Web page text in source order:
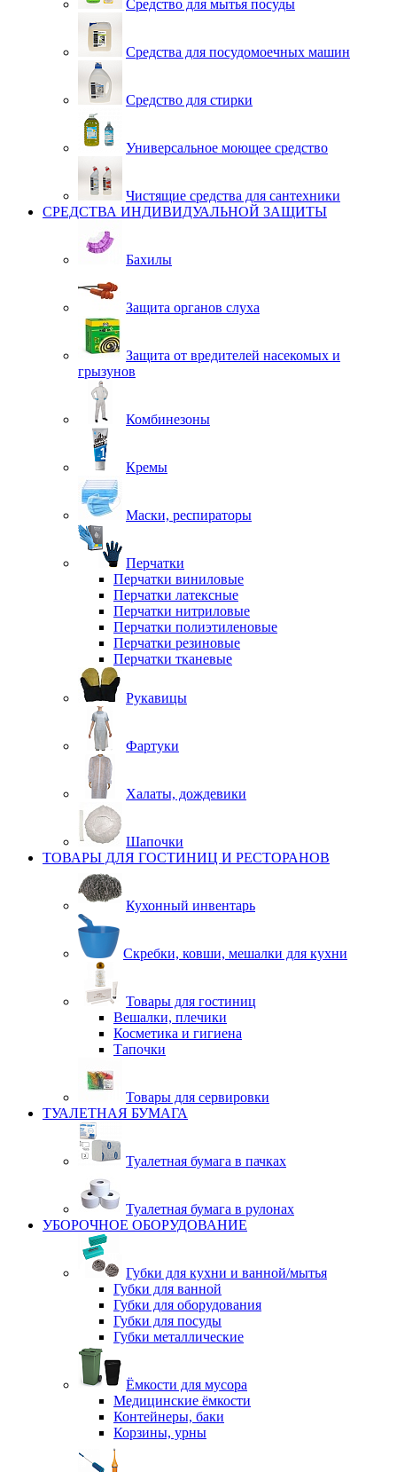
Средство для мытья посуды
Средства для посудомоечных машин
Средство для стирки
Универсальное моющее средство
Чистящие средства для сантехники
СРЕДСТВА ИНДИВИДУАЛЬНОЙ ЗАЩИТЫ
Бахилы
Защита органов слуха
Защита от вредителей насекомых и
грызунов
Комбинезоны
Кремы
Маски, респираторы
Перчатки
Перчатки виниловые
Перчатки латексные
Перчатки нитриловые
Перчатки полиэтиленовые
Перчатки резиновые
Перчатки тканевые
Рукавицы
Фартуки
Халаты, дождевики
Шапочки
ТОВАРЫ ДЛЯ ГОСТИНИЦ И РЕСТОРАНОВ
Кухонный инвентарь
Скребки, ковши, мешалки для кухни
Товары для гостиниц
Вешалки, плечики
Косметика и гигиена
Тапочки
Товары для сервировки
ТУАЛЕТНАЯ БУМАГА
Туалетная бумага в пачках
Туалетная бумага в рулонах
УБОРОЧНОЕ ОБОРУДОВАНИЕ
Губки для кухни и ванной/мытья
Губки для ванной
Губки для оборудования
Губки для посуды
Губки металлические
Ёмкости для мусора
Медицинские ёмкости
Контейнеры, баки
Корзины, урны